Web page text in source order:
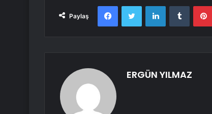
Paylaş
FacebookTwitterLinkedInTumblr
ERGÜN YILMAZ